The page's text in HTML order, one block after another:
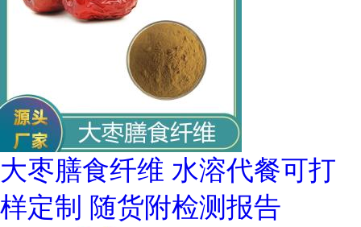
大枣膳食纤维 水溶代餐可打
样定制 随货附检测报告